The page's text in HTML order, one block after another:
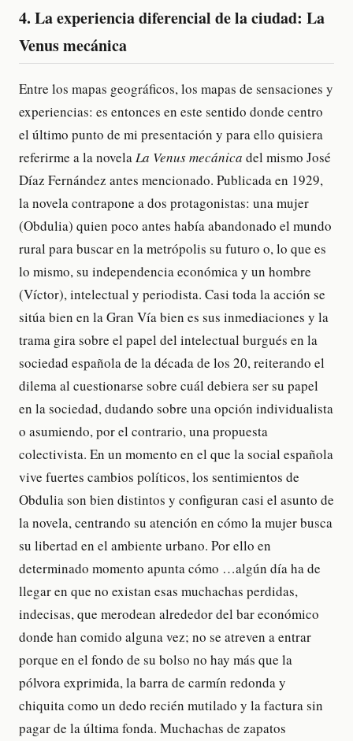
4. La experiencia diferencial de la ciudad: La
Venus mecánica
Entre los mapas geográficos, los mapas de sensaciones y
experiencias: es entonces en este sentido donde centro
el último punto de mi presentación y para ello quisiera
referirme a la novelaLa Venus mecánica del mismo José
Díaz Fernández antes mencionado. Publicada en 1929,
la novela contrapone a dos protagonistas: una mujer
(Obdulia) quien poco antes había abandonado el mundo
rural para buscar en la metrópolis su futuro o, lo que es
lo mismo, su independencia económica y un hombre
(Víctor), intelectual y periodista. Casi toda la acción se
sitúa bien en la Gran Vía bien es sus inmediaciones y la
trama gira sobre el papel del intelectual burgués en la
sociedad española de la década de los 20, reiterando el
dilema al cuestionarse sobre cuál debiera ser su papel
en la sociedad, dudando sobre una opción individualista
o asumiendo, por el contrario, una propuesta
colectivista. En un momento en el que la social española
vive fuertes cambios políticos, los sentimientos de
Obdulia son bien distintos y configuran casi el asunto de
la novela, centrando su atención en cómo la mujer busca
su libertad en el ambiente urbano. Por ello en
determinado momento apunta cómo …algún día ha de
llegar en que no existan esas muchachas perdidas,
indecisas, que merodean alrededor del bar económico
donde han comido alguna vez; no se atreven a entrar
porque en el fondo de su bolso no hay más que la
pólvora exprimida, la barra de carmín redonda y
chiquita como un dedo recién mutilado y la factura sin
pagar de la última fonda. Muchachas de zapatos